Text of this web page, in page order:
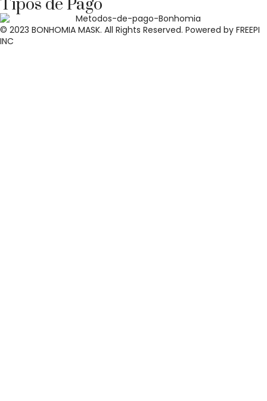
Tipos de Pago
© 2023 BONHOMIA MASK. All Rights Reserved. Powered by FREEPI
INC